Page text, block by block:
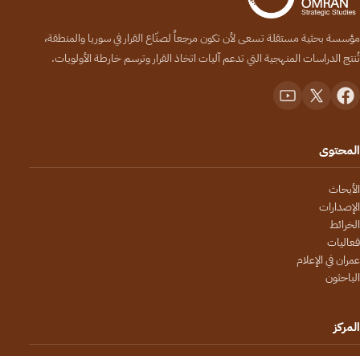
مؤسسة بحثية مستقلة تسعى لأن تكون مرجعاً لصنّاع القرار في سوريا والمنطقة،
تُنتج الدراسات المنهجية التي تدعم آليات اتخاذ القرار وترسم خارطة الأولويات.
المحتوى
الأبحاث
الإصدارات
الخرائط
فعاليات
عمران في الإعلام
الباحثون
المركز